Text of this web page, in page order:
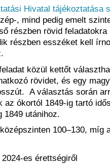
Hivatal tájékoztatása
, mind pedig emelt
részben rövid feladatokra
részben esszéket kell
közül kettőt
rövidet, és egy
A választás során
az ókortól 1849-ig tartó
1849 utánihoz.
100–130, míg
es érettségiről